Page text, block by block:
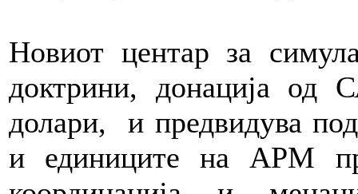
Новиот центар за
доктрини, донација од
долари, и предвидува
и единиците на АРМ